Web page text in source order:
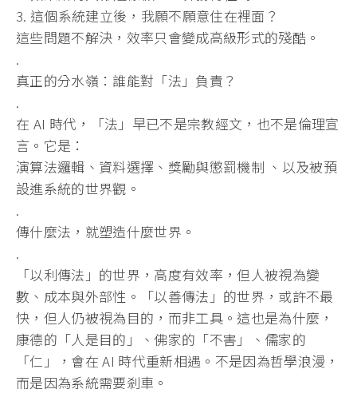
3. 這個系統建立後，我願不願意住在裡面？
這些問題不解決，效率只會變成高級形式的殘酷。
.
真正的分水嶺：誰能對「法」負責？
.
在 AI 時代，「法」早已不是宗教經文，也不是倫理宣
言。它是：
演算法邏輯、資料選擇、獎勵與懲罰機制 、以及被預
設進系統的世界觀。
.
傳什麼法，就塑造什麼世界。
.
「以利傳法」的世界，高度有效率，但人被視為變
數、 成本與外部性。「以善傳法」的世界，或許不最
快， 但人仍被視為目的，而非工具。這也是為什麼，
康德的「人是目的」
、佛家的「不害」、儒家的
「仁」，會在 AI 時代重新相遇。不是因為哲學浪漫，
而是因為系統需要剎車。